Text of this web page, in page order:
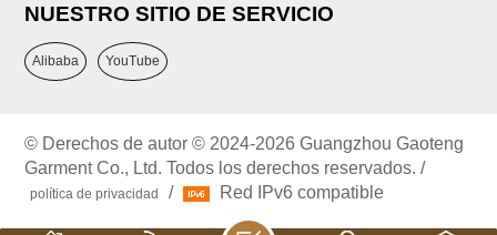
NUESTRO SITIO DE SERVICIO
Alibaba YouTube
© Derechos de autor © 2024-2026 Guangzhou Gaoteng
Garment Co., Ltd. Todos los derechos reservados. /
política de privacidad / Red IPv6 compatible